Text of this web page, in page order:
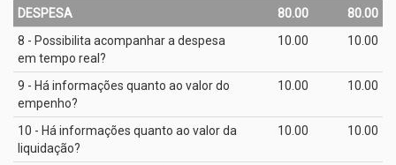
DESPESA 80.00
80.00
8 - Possibilita acompanhar a despesa
em tempo real?
10.00 10.00
9 - Há informações quanto ao valor do
empenho?
10.00 10.00
10 - Há informações quanto ao valor da
liquidação?
10.00 10.00